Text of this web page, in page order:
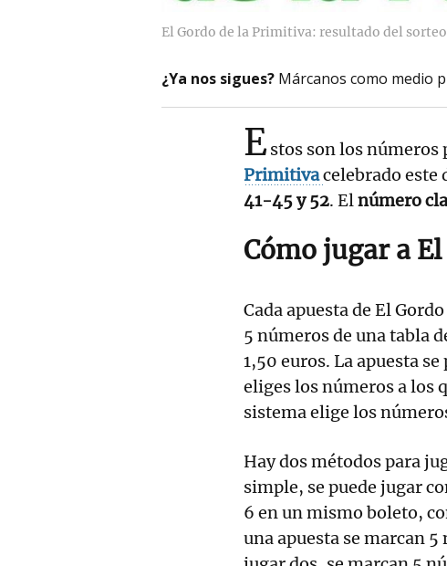
El Gordo de la Primitiva: resultado del
¿Ya nos sigues? Márcanos como medio
Estos son los números
Primitivacelebrado este
41-45 y 52. Elnúmero
Cómo jugar a
Cada apuesta de El
5 números de una tabla
1,50 euros. La apuesta
eliges los números a los
sistema elige los
Hay dos métodos para
simple, se puede jugar
6 en un mismo boleto,
una apuesta se marcan